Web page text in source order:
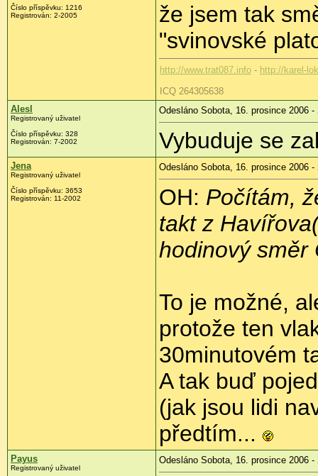
Číslo příspěvku: 1216
Registrován: 2-2005
že jsem tak
"svinovské
http://www.trat087.info - http://karel-
ICQ 264305638
Alesl
Registrovaný uživatel
Číslo příspěvku: 328
Registrován: 7-2002
Odesláno Sobota, 16. prosince 2006 -
Vybuduje se
Jena
Registrovaný uživatel
Číslo příspěvku: 3653
Registrován: 11-2002
Odesláno Sobota, 16. prosince 2006 -
OH: Počítám,
takt z
hodinový směr
To je možné,
protože ten
30minutovém
A tak buď
(jak jsou lidi
předtím...
Payus
Registrovaný uživatel
Odesláno Sobota, 16. prosince 2006 -